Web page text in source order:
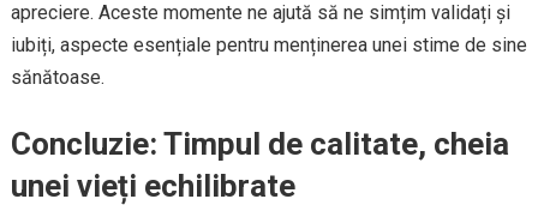
apreciere. Aceste momente ne ajută să ne simțim validați și
iubiți, aspecte esențiale pentru menținerea unei stime de sine
sănătoase.
Concluzie: Timpul de calitate, cheia
unei vieți echilibrate